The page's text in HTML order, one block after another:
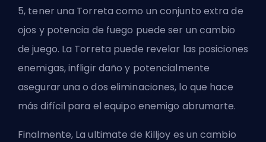
5, tener una Torreta como un conjunto extra de
ojos y potencia de fuego puede ser un cambio
de juego. La Torreta puede revelar las posiciones
enemigas, infligir daño y potencialmente
asegurar una o dos eliminaciones, lo que hace
más difícil para el equipo enemigo abrumarte.
Finalmente, La ultimate de Killjoy es un cambio